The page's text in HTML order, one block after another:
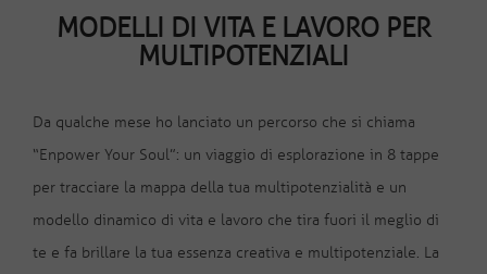
MODELLI DI VITA E LAVORO PER
MULTIPOTENZIALI
Da qualche mese ho lanciato un percorso che si chiama
“Enpower Your Soul”: un viaggio di esplorazione in 8 tappe
per tracciare la mappa della tua multipotenzialità e un
modello dinamico di vita e lavoro che tira fuori il meglio di
te e fa brillare la tua essenza creativa e multipotenziale. La